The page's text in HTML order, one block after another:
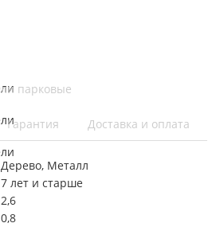
Гарантия
Доставка и оплата
Дерево, Металл
7 лет и старше
2,6
0,8